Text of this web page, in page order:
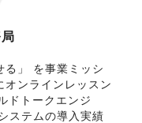
る」 を事業ミッシ
オンラインレッスン
ドトークエンジ
ステムの導入実績